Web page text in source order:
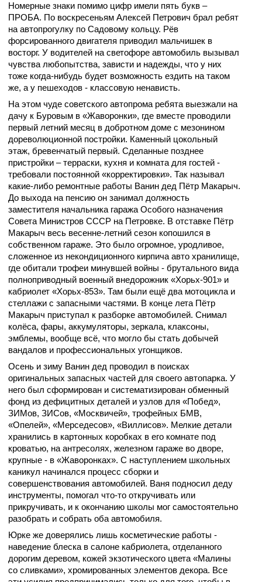
Номерные знаки помимо цифр имели пять букв –
ПРОБА. По воскресеньям Алексей Петрович брал ребят
на автопрогулку по Садовому кольцу. Рёв
форсированного двигателя приводил мальчишек в
восторг. У водителей на светофоре автомобиль вызывал
чувства любопытства, зависти и надежды, что у них
тоже когда-нибудь будет возможность ездить на таком
же, а у пешеходов - классовую ненависть.
На этом чуде советского автопрома ребята выезжали на
дачу к Буровым в «Жаворонки», где вместе проводили
первый летний месяц в добротном доме с мезонином
дореволюционной постройки. Каменный цокольный
этаж, бревенчатый первый. Сделанные позднее
пристройки – терраски, кухня и комната для гостей -
требовали постоянной «корректировки». Так называл
какие-либо ремонтные работы Ванин дед Пётр Макарыч.
До выхода на пенсию он занимал должность
заместителя начальника гаража Особого назначения
Совета Министров СССР на Петровке. В отставке Пётр
Макарыч весь весенне-летний сезон копошился в
собственном гараже. Это было огромное, уродливое,
сложенное из некондиционного кирпича авто хранилище,
где обитали трофеи минувшей войны - брутального вида
полноприводный военный внедорожник «Хорьх-901» и
кабриолет «Хорьх-853». Там были ещё два мотоцикла и
стеллажи с запасными частями. В конце лета Пётр
Макарыч приступал к разборке автомобилей. Снимал
колёса, фары, аккумуляторы, зеркала, клаксоны,
эмблемы, вообще всё, что могло бы стать добычей
вандалов и профессиональных угонщиков.
Осень и зиму Ванин дед проводил в поисках
оригинальных запасных частей для своего автопарка. У
него был сформирован и систематизирован обменный
фонд из дефицитных деталей и узлов для «Побед»,
ЗИМов, ЗИСов, «Москвичей», трофейных БМВ,
«Опелей», «Мерседесов», «Виллисов». Мелкие детали
хранились в картонных коробках в его комнате под
кроватью, на антресолях, железном гараже во дворе,
крупные - в «Жаворонках». С наступлением школьных
каникул начинался процесс сборки и
совершенствования автомобилей. Ваня подносил деду
инструменты, помогал что-то откручивать или
прикручивать, и к окончанию школы мог самостоятельно
разобрать и собрать оба автомобиля.
Юрке же доверялись лишь косметические работы -
наведение блеска в салоне кабриолета, отделанного
дорогим деревом, кожей экзотического цвета «Малины
со сливками», хромированных элементов декора. Все